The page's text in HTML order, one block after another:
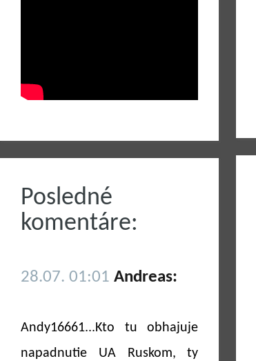
Posledné
komentáre:
28.07. 01:01 Andreas:
Andy16661...Kto tu obhajuje
napadnutie UA Ruskom, ty